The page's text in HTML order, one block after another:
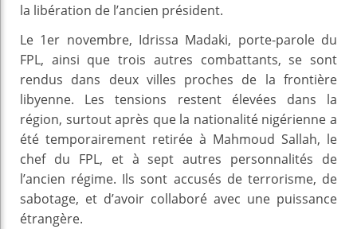
la libération de l’ancien président.
Le 1er novembre, Idrissa Madaki, porte-parole du
FPL, ainsi que trois autres combattants, se sont
rendus dans deux villes proches de la frontière
libyenne. Les tensions restent élevées dans la
région, surtout après que la nationalité nigérienne a
été temporairement retirée à Mahmoud Sallah, le
chef du FPL, et à sept autres personnalités de
l’ancien régime. Ils sont accusés de terrorisme, de
sabotage, et d’avoir collaboré avec une puissance
étrangère.